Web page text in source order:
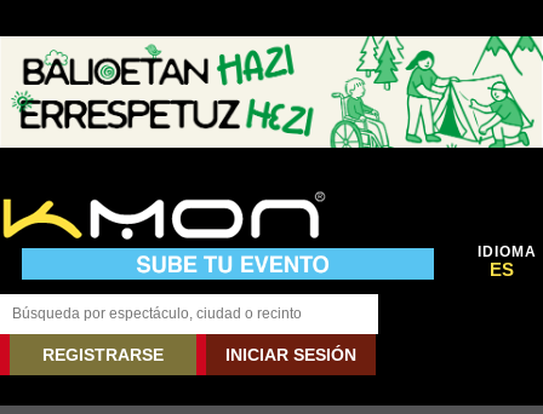
IDIOMA
ES
REGISTRARSE INICIAR SESIÓN